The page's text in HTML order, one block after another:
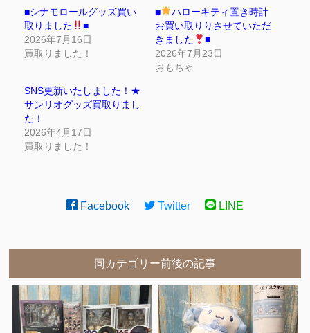
■シナモロールグッズ買い
取りました
■
2026年7月16日
買取りました！
■
ハローキティ置き時計
お買い取りりさせていただ
きました
■
2026年7月23日
おもちゃ
SNS更新いたしました！★
サンリオグッズ買取りまし
た！
2026年4月17日
買取りました！
Facebook Twitter LINE
同カテゴリー前後の記事